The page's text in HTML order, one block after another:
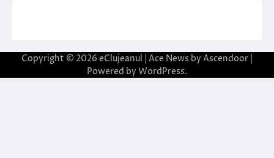
Copyright © 2026 eClujeanul | Ace News by Ascendoor
Powered by WordPress.